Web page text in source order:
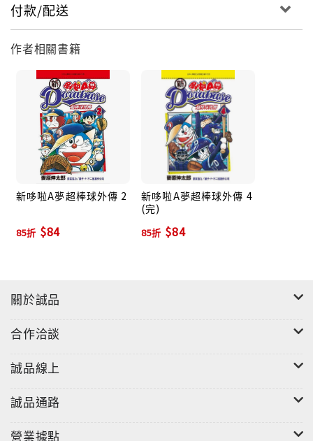
付款/配送
作者相關書籍
新哆啦A夢超棒球外傳 2
85折 $84
新哆啦A夢超棒球外傳 4
(完)
85折 $84
關於誠品
合作洽談
誠品線上
誠品通路
營業據點